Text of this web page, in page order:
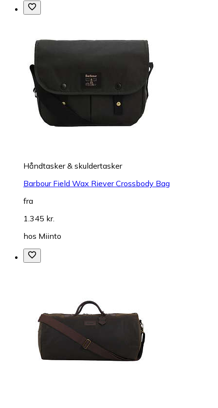
Håndtasker & skuldertasker
Barbour Field Wax Riever Crossbody Bag
fra
1.345 kr.
hos Miinto